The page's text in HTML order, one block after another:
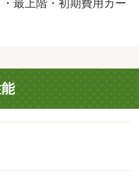
電話で実際のお部屋と
最上階・初期費用カー